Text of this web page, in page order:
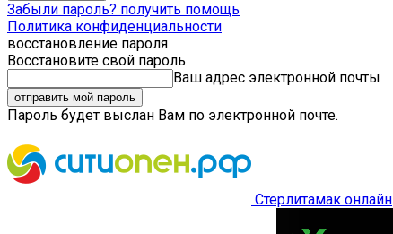
Забыли пароль? получить помощь
Политика конфиденциальности
восстановление пароля
Восстановите свой пароль
Ваш адрес электронной почты
Пароль будет выслан Вам по электронной почте.
Стерлитамак онлайн